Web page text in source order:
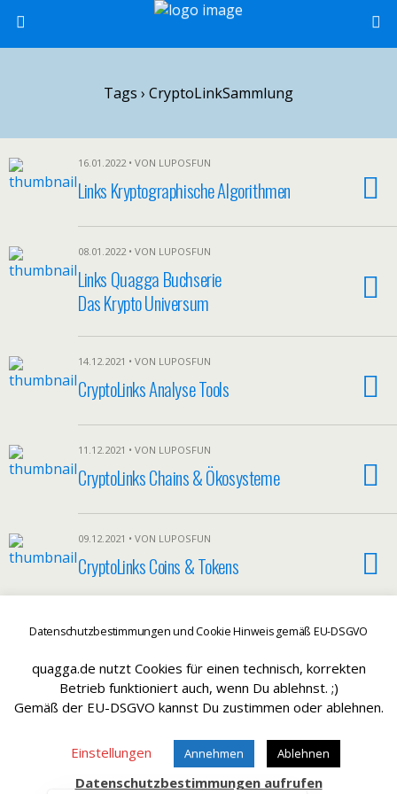
Tags › CryptoLinkSammlung
16.01.2022 • VON LUPOSFUN
Links Kryptographische Algorithmen
08.01.2022 • VON LUPOSFUN
Links Quagga Buchserie
Das Krypto Universum
14.12.2021 • VON LUPOSFUN
CryptoLinks Analyse Tools
11.12.2021 • VON LUPOSFUN
CryptoLinks Chains & Ökosysteme
09.12.2021 • VON LUPOSFUN
CryptoLinks Coins & Tokens
Weitere Mit Diesem Tag Laden…
Hätt aber sein können - SissySorglos ;)
Datenschutzbestimmungen und Cookie Hinweis gemäß EU-DSGVO
quagga.de nutzt Cookies für einen technisch, korrekten
Betrieb funktioniert auch, wenn Du ablehnst. ;)
Gemäß der EU-DSGVO kannst Du zustimmen oder ablehnen.
Einstellungen Annehmen Ablehnen
Datenschutzbestimmungen aufrufen